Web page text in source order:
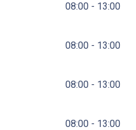
08:00 - 13:00
08:00 - 13:00
08:00 - 13:00
08:00 - 13:00